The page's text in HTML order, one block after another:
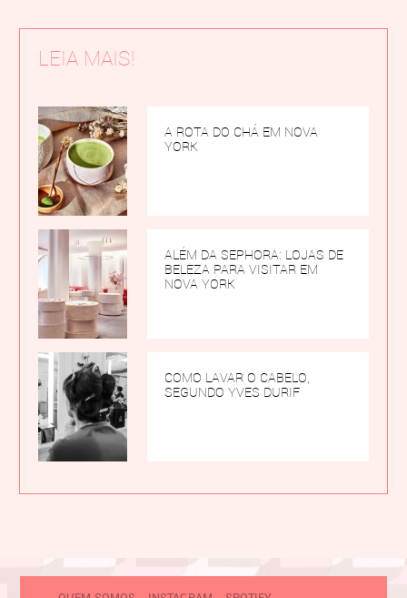
LEIA MAIS!
A ROTA DO CHÁ EM NOVA
YORK
ALÉM DA SEPHORA: LOJAS DE
BELEZA PARA VISITAR EM
NOVA YORK
COMO LAVAR O CABELO,
SEGUNDO YVES DURIF